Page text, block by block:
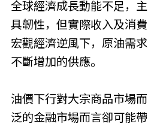
全球經濟成長動能不足，
具韌性，但實際收入及消
宏觀經濟逆風下，原油需
不斷增加的供應。
油價下行對大宗商品市場
泛的金融市場而言卻可能帶